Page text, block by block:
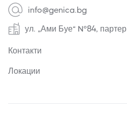
info@genica.bg
ул. „Ами Буе“ №84, партер
Контакти
Локации